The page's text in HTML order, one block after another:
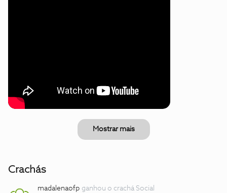
Mostrar mais
Crachás
madalenaofp ganhou o crachá Social